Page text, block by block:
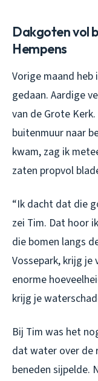
Dakgoten vol
Hempens
Vorige maand heb
gedaan. Aardige
van de Grote
buitenmuur naar
kwam, zag ik
zaten propvol
“Ik dacht dat die
zei Tim. Dat hoor
die bomen langs
Vossepark, krijg
enorme
krijg je
Bij Tim was het
dat water over de
beneden sijpelde.